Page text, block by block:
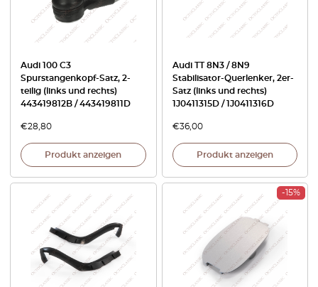
Audi 100 C3
Spurstangenkopf-Satz, 2-
teilig (links und rechts)
443419812B / 443419811D
€28,80
Produkt anzeigen
Audi TT 8N3 / 8N9
Stabilisator-Querlenker, 2er-
Satz (links und rechts)
1J0411315D / 1J0411316D
€36,00
Produkt anzeigen
-15%